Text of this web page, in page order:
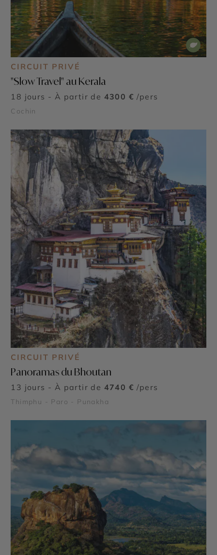
CIRCUIT PRIVÉ
"Slow Travel" au Kerala
18 jours - À partir de 4300 € /pers
Cochin
CIRCUIT PRIVÉ
Panoramas du Bhoutan
13 jours - À partir de 4740 € /pers
Thimphu - Paro - Punakha